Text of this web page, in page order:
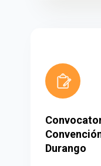
Durango